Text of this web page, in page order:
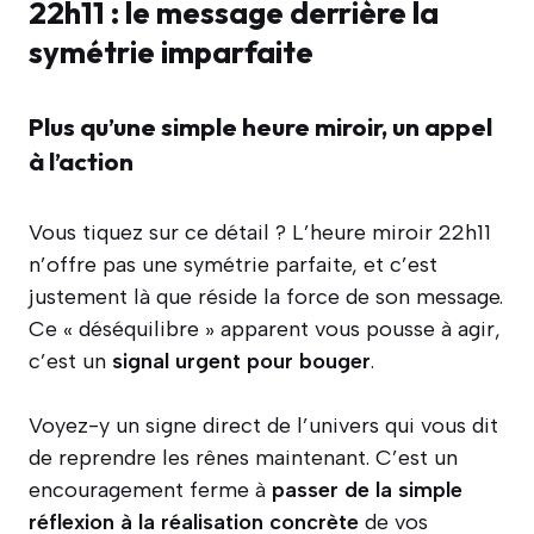
22h11 : le message derrière la
symétrie imparfaite
Plus qu’une simple heure miroir, un appel
à l’action
Vous tiquez sur ce détail ? L’heure miroir 22h11
n’offre pas une symétrie parfaite, et c’est
justement là que réside la force de son message.
Ce « déséquilibre » apparent vous pousse à agir,
c’est un signal urgent pour bouger.
Voyez-y un signe direct de l’univers qui vous dit
de reprendre les rênes maintenant. C’est un
encouragement ferme à passer de la simple
réflexion à la réalisation concrète de vos